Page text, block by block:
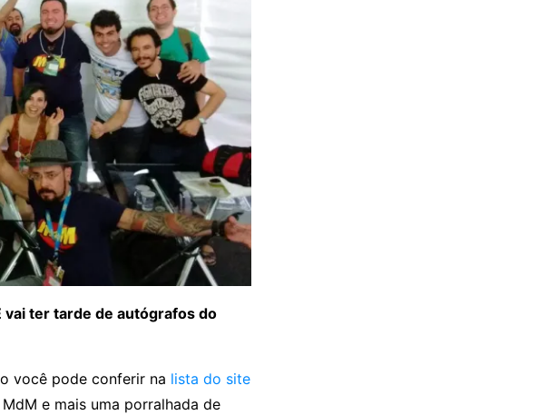
vai ter tarde de autógrafos do
você pode conferir na lista do site
e mais uma porralhada de